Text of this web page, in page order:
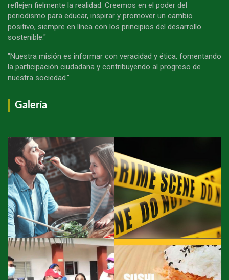
reflejen fielmente la realidad. Creemos en el poder del
periodismo para educar, inspirar y promover un cambio
positivo, siempre en línea con los principios del desarrollo
sostenible."
"Nuestra misión es informar con veracidad y ética, fomentando
la participación ciudadana y contribuyendo al progreso de
nuestra sociedad."
Galería